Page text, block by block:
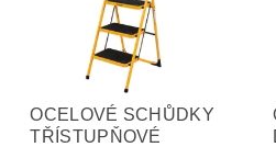
OCELOVÉ SCHŮDKY
TŘÍSTUPŇOVÉ